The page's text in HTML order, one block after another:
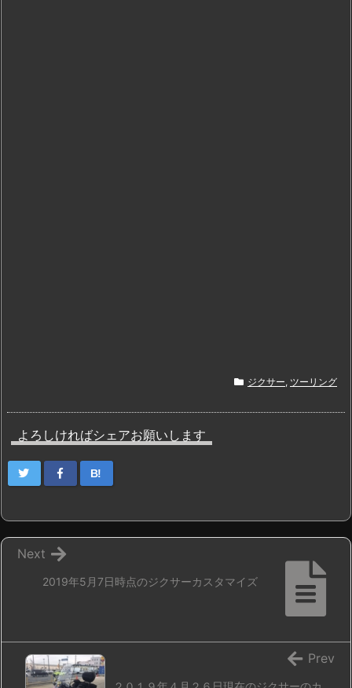
ジクサー, ツーリング
よろしければシェアお願いします
B!
2019年5月7日時点のジクサーカスタマイズ
Next
Prev